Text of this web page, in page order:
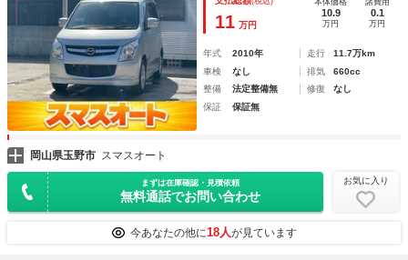
11 万円
本体価格
10.9
万円
諸費用
0.1
万円
年式 2010年 走行
11.7万km
車検
なし 排気
660cc
整備
法定整備無 修復
なし
保証
保証無
岡山県玉野市 スマスオート
まずは在庫確認・見積依頼
無料通話でお問い合わせ
お気に入り
今あなたの他に18人が見ています